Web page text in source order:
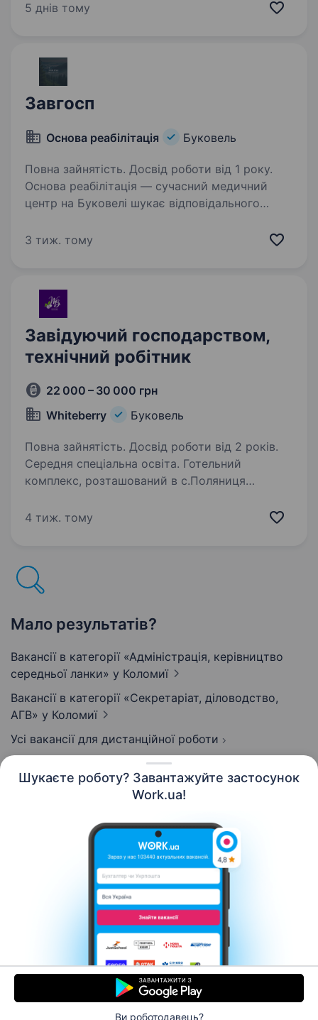
Шукаєте роботу? Завантажуйте застосунок
Work.ua!
Ви роботодавець?
затишне міс, де гості можуть
відповідального…
5 днів тому
Завгосп
Основа реабілітація Буковель
Повна зайнятість. Досвід роботи від 1 року.
Основа реабілітація — сучасний медичний
центр на Буковелі шукає відповідального
бездоганного стану та злагодженої роботи
3 тиж. тому
Завідуючий господарством,
технічний робітник
22 000 – 30 000 грн
Whiteberry
Буковель
Повна зайнятість. Досвід роботи від 2 років.
Середня спеціальна освіта. Готельний
комплекс, розташований в с.Поляниця
Завідувач господарством (технічний
4 тиж. тому
Мало результатів?
Вакансії в категорії «Адмiнiстрацiя, керівництво
середньої ланки» у Коломиї
Вакансії в категорії «Секретаріат, діловодство,
АГВ» у Коломиї
Усі вакансії для дистанційної роботи
Контакти Про нас
Кар’єра
Допомога Умови використання